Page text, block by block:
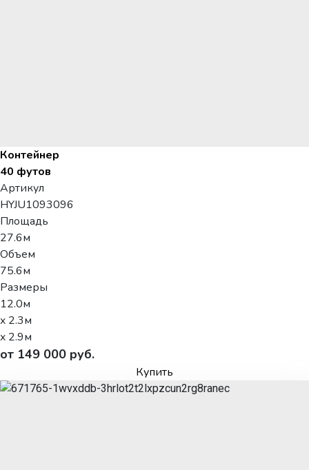
Контейнер
40 футов
Артикул
HYJU1093096
Площадь
27.6м
Объем
75.6м
Размеры
12.0м
x 2.3м
x 2.9м
от 149 000 руб.
Купить